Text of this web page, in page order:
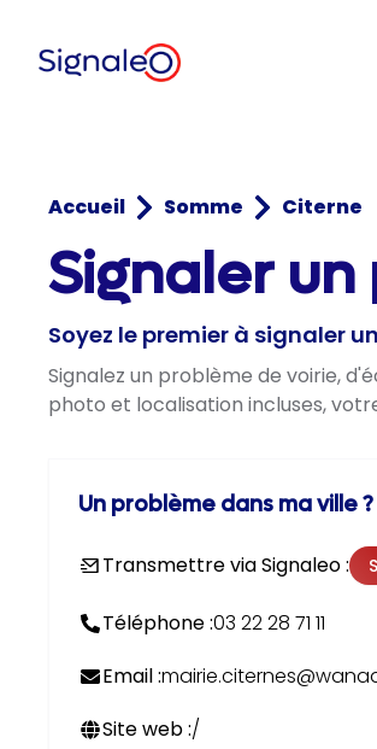
Accueil Somme Citerne
Signaler
Soyez le premier à signaler
Signalez un problème de voirie,
photo et localisation incluses,
Un problème dans ma ville ?
Transmettre via Signaleo :
Téléphone :03 22 28 71 11
Email :
Site web :/